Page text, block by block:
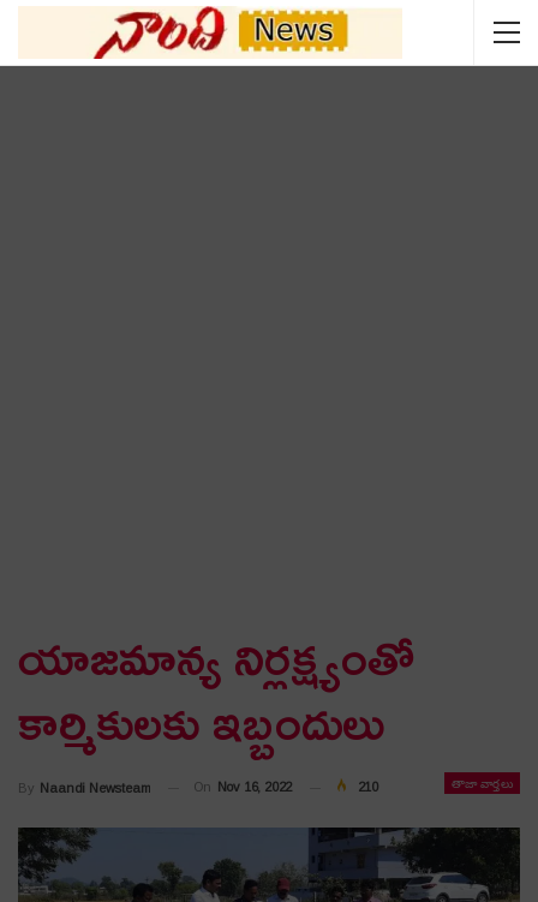
యాజ‌మాన్య నిర్ల‌క్ష్యంతో
కార్మికుల‌కు ఇబ్బందులు
తాజా వార్తలు
By Naandi Newsteam On Nov 16, 2022 210